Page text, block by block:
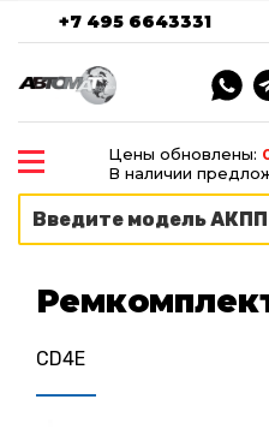
+7 495 6643331
Цены обновлены:
В наличии
CD4E